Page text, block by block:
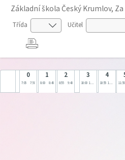
Základní škola Český Krumlov,
Třída Učitel
0
7:05 7:50
1
8:00 8:45
2
8:55 9:40
3
10:00 10:45
4
10:55 11:40 11:50